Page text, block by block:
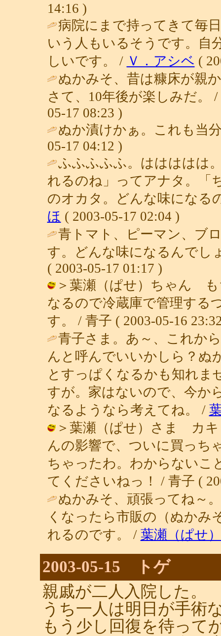
14:16 )
病院にまで持ってきて毎
いう人もいるそうです。自
しいです。 / Ｖ．アシベ (
ぬかみそ、昔は糠床が親
さて、10年後が楽しみだ。 /
05-17 08:23 )
ぬか漬けかぁ。これも当
05-17 04:12 )
ふふふふふ。ははははは
れるのね」ってアナタ。「
のオカタ。どんな味になる
ほ ( 2003-05-17 02:04 )
青トマト、ピーマン、ブ
す。どんな味になるんでし
( 2003-05-17 01:17 )
＞葉瀬（ぱせ）ちゃん も
なるので冷蔵庫で管理する
す。 / 青子 ( 2003-05-16
青子さま。あ～、これか
んと呼んでいいかしら？ぬ
とすっぱくなるかも知れま
すが。家はないので、今か
なるようなら考えてね。 /
＞葉瀬（ぱせ）さま カキ
んの影響で、ついに買っち
ちゃったわ。わからないこ
てくださいねっ！ / 青子 (
ぬかみそ、頑張ってね～
くなったら市販の（ぬかみ
れるのです。 / 葉瀬（ぱせ）
2003-05-15 トゲ
親戚が二人入院した。
うち一人は明日が手術
もう少し回復を待って